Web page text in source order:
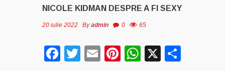
albă și
Clarvăzătoarea
Elena Natașa
NICOLE KIDMAN DESPRE A FI SEXY
20 iulie 2022 Byadmin 0 65
Facebook
Twitter
EmailPinterest
WhatsApp
X